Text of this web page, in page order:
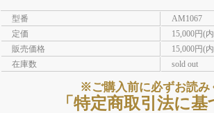
型番
AM1067
定価
15,000円(
販売価格
15,000円(
在庫数
sold out
※ご購入前に必ずお読み
「特定商取引法に